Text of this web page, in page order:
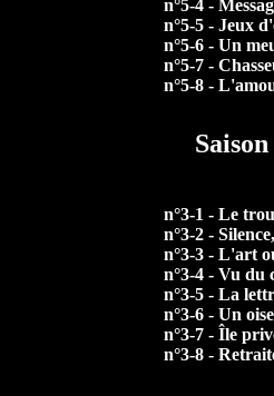
n°5-4 -
n°5-5 - Jeux
n°5-6 - Un
n°5-7 -
n°5-8 -
Saison
n°3-1 - Le
n°3-2 -
n°3-3 - L'art
n°3-4 - Vu du
n°3-5 - La
n°3-6 - Un
n°3-7 - Île
n°3-8 -